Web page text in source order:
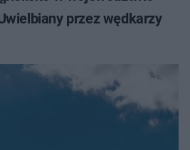
przez wędkarzy